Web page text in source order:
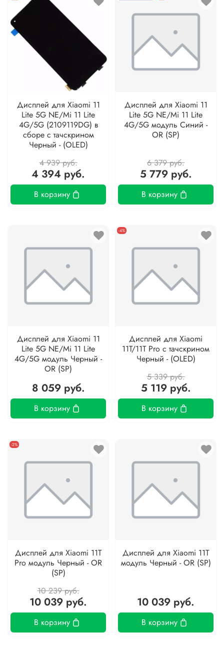
Дисплей для Xiaomi 11
Lite 5G NE/Mi 11 Lite
4G/5G (2109119DG) в
сборе с тачскрином
Черный - (OLED)
4 939 руб.
4 394 руб.
В корзину
Дисплей для Xiaomi 11
Lite 5G NE/Mi 11 Lite
4G/5G модуль Синий -
OR (SP)
6 379 руб.
5 779 руб.
В корзину
Дисплей для Xiaomi 11
Lite 5G NE/Mi 11 Lite
4G/5G модуль Черный -
OR (SP)
8 059 руб.
В корзину
-4%
Дисплей для Xiaomi
11T/11T Pro с тачскрином
Черный - (OLED)
5 339 руб.
5 119 руб.
В корзину
-2%
Дисплей для Xiaomi 11T
Pro модуль Черный - OR
(SP)
10 239 руб.
10 039 руб.
В корзину
Дисплей для Xiaomi 11T
модуль Черный - OR (SP)
10 039 руб.
В корзину